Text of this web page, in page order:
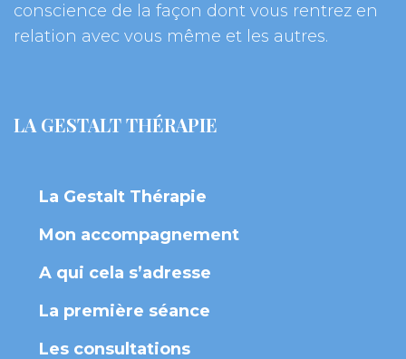
conscience de la façon dont vous rentrez en
relation avec vous même et les autres.
LA GESTALT THÉRAPIE
La Gestalt Thérapie
Mon accompagnement
A qui cela s’adresse
La première séance
Les consultation